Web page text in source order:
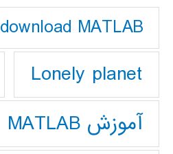
download MATLAB
Lonely planet
آموزش MATLAB